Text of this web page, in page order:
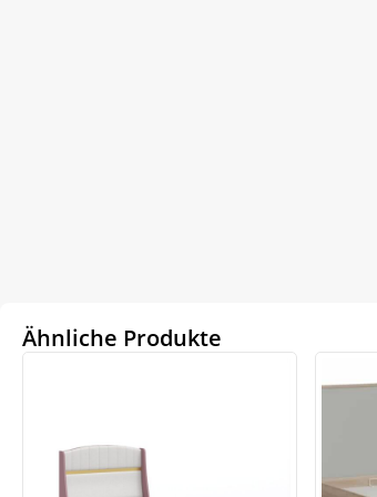
Ähnliche Produkte